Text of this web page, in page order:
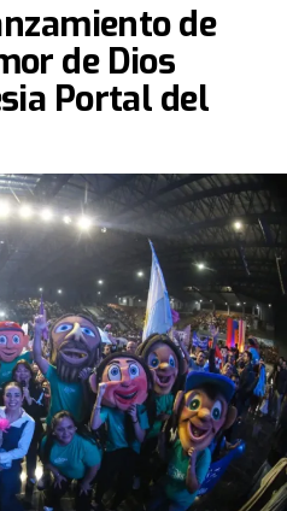
de
de Dios
Portal del